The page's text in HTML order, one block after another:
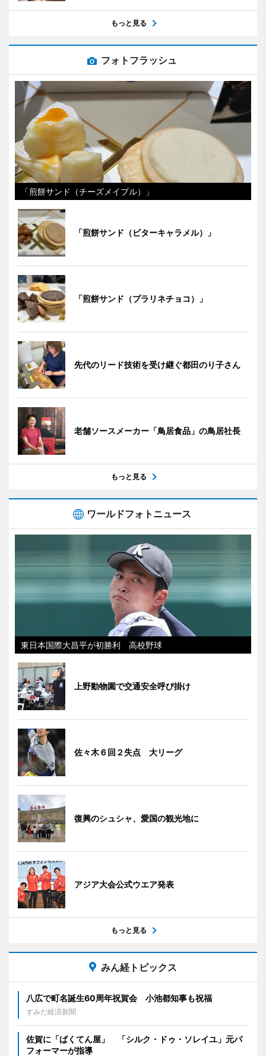
もっと見る
フォトフラッシュ
「煎餅サンド（チーズメイプル）」
「煎餅サンド（ビターキャラメル）」
「煎餅サンド（プラリネチョコ）」
先代のリード技術を受け継ぐ都田のり子さん
老舗ソースメーカー「鳥居食品」の鳥居社長
もっと見る
ワールドフォトニュース
東日本国際大昌平が初勝利 高校野球
上野動物園で交通安全呼び掛け
佐々木６回２失点 大リーグ
復興のシュシャ、愛国の観光地に
アジア大会公式ウエア発表
もっと見る
みん経トピックス
八広で町名誕生60周年祝賀会 小池都知事も祝福
すみだ経済新聞
佐賀に「ばくてん屋」 「シルク・ドゥ・ソレイユ」元パ
フォーマーが指導